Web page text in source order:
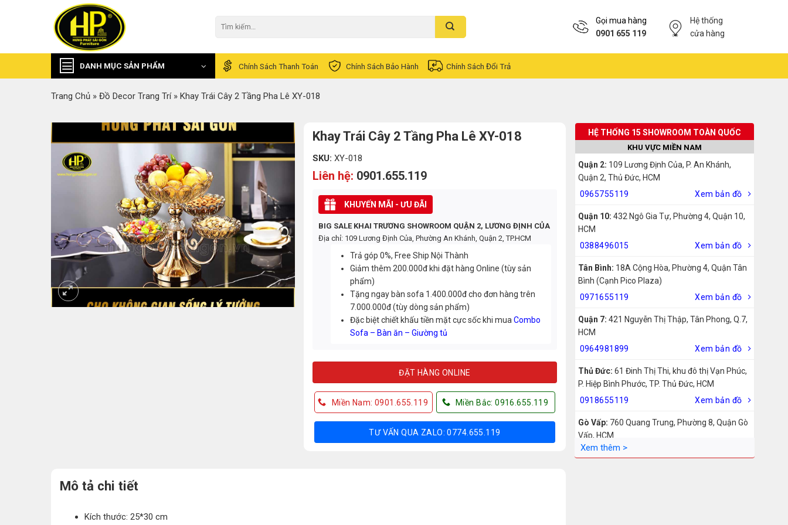
kiếm:
Gọi mua hàng
0901 655 119
Hệ thống
cửa hàng
DANH MỤC SẢN PHẨM Chính Sách Thanh Toán Chính Sách Bảo Hành Chính Sách Đổi Trả
Trang Chủ » Đồ Decor Trang Trí» Khay Trái Cây 2 Tầng Pha Lê XY-018
HỆ THỐNG 15 SHOWROOM TOÀN QUỐC
KHU VỰC MIỀN NAM
Quận 2: 109 Lương Định Của, P. An Khánh,
Quận 2, Thủ Đức, HCM
0965755119
Xem bản đồ
Quận 10: 432 Ngô Gia Tự, Phường 4, Quận 10,
HCM
0388496015
Xem bản đồ
Tân Bình: 18A Cộng Hòa, Phường 4, Quận Tân
Bình (Cạnh Pico Plaza)
0971655119
Xem bản đồ
Quận 7: 421 Nguyễn Thị Thập, Tân Phong, Q.7,
HCM
0964981899
Xem bản đồ
Thủ Đức: 61 Đinh Thị Thi, khu đô thị Vạn Phúc,
P. Hiệp Bình Phước, TP. Thủ Đức, HCM
0918655119
Xem bản đồ
Gò Vấp: 760 Quang Trung, Phường 8, Quận Gò
Vấp, HCM
0942755119
Khay Trái Cây 2 Tầng Pha Lê XY-018
SKU:XY-018
Liên hệ: 0901.655.119
KHUYẾN MÃI - ƯU ĐÃI
BIG SALE KHAI TRƯƠNG SHOWROOM QUẬN 2, LƯƠNG ĐỊNH CỦA
Địa chỉ: 109 Lương Định Của, Phường An Khánh, Quận 2, TP.HCM
Trả góp 0%, Free Ship Nội Thành
Giảm thêm 200.000đ khi đặt hàng Online (tùy sản
phẩm)
Tặng ngay bàn sofa 1.400.000đ cho đơn hàng trên
7.000.000đ (tùy dòng sản phẩm)
Đặc biệt chiết khấu tiền mặt cực sốc khi muaCombo
Sofa – Bàn ăn – Giường tủ
ĐẶT HÀNG ONLINE
Miền Nam: 0901.655.119 Miền Bắc: 0916.655.119
TƯ VẤN QUA ZALO: 0774.655.119
Mô tả chi tiết
Kích thước: 25*30 cm